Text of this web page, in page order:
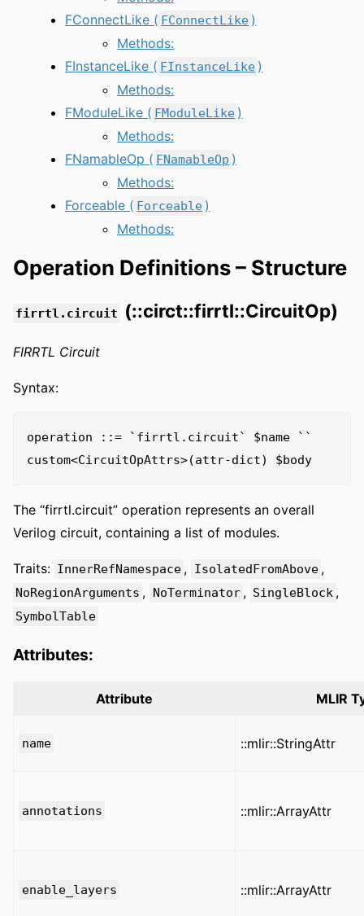
FConnectLike ( FConnectLike )
Methods:
FInstanceLike ( FInstanceLike )
Methods:
FModuleLike ( FModuleLike )
Methods:
FNamableOp ( FNamableOp )
Methods:
Forceable ( Forceable )
Methods:
Operation Definitions – Structure
firrtl.circuit (::circt::firrtl::CircuitOp)
FIRRTL Circuit
Syntax:
operation ::= `firrtl.circuit` $name ``
The “firrtl.circuit” operation represents an overall
Verilog circuit, containing a list of modules.
Traits: InnerRefNamespace , IsolatedFromAbove ,
NoRegionArguments , NoTerminator , SingleBlock ,
SymbolTable
Attributes:
Attribute MLIR
name ::mlir::StringAttr
annotations ::mlir::ArrayAttr
enable_layers ::mlir::ArrayAttr